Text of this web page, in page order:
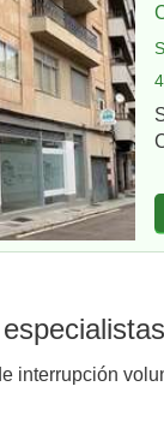
interrupción